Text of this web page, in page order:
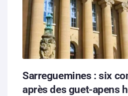
Sarreguemines : six
après des guet-apens